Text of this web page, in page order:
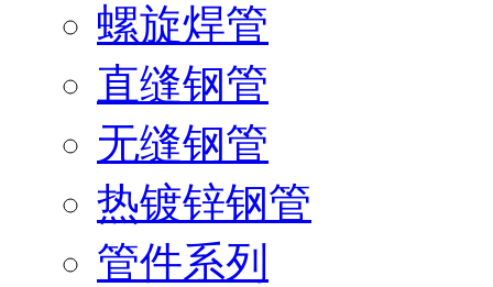
螺旋焊管
直缝钢管
无缝钢管
热镀锌钢管
管件系列